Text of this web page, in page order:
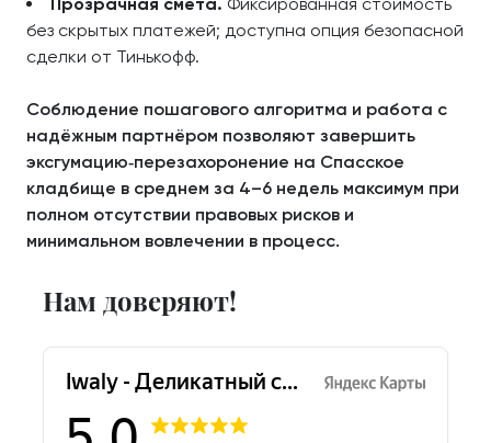
без скрытых платежей; доступна опция безопасной
сделки от Тинькофф.
Соблюдение пошагового алгоритма и работа с
надёжным партнёром позволяют завершить
эксгумацию‑перезахоронение на Спасское
кладбище в среднем за 4–6 недель максимум при
полном отсутствии правовых рисков и
минимальном вовлечении в процесс.
Нам доверяют!